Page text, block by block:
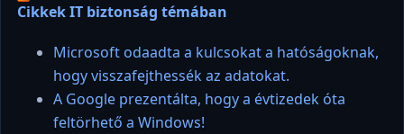
Cikkek IT biztonság témában
Microsoft odaadta a kulcsokat a hatóságoknak,
hogy visszafejthessék az adatokat.
A Google prezentálta, hogy a évtizedek óta
feltörhető a Windows!